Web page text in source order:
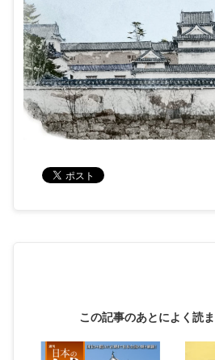
この記事のあとによく読